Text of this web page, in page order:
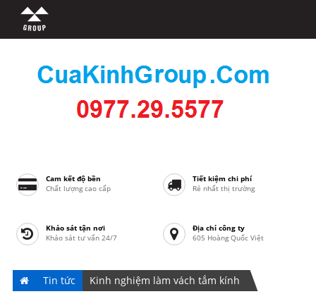
Cam kết độ bền
Chất lượng cao cấp
Tiết kiệm chi phí
Rẻ nhất thị trường
Khảo sát tận nơi
Khảo sát tư vấn 24/7
Địa chỉ công ty
605 Hoàng Quốc Việt
Tin tức Kinh nghiệm làm vách tắm kính